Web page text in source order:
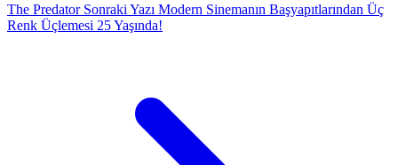
The Predator Sonraki Yazı Modern Sinemanın Başyapıtlarından Üç
Renk Üçlemesi 25 Yaşında!